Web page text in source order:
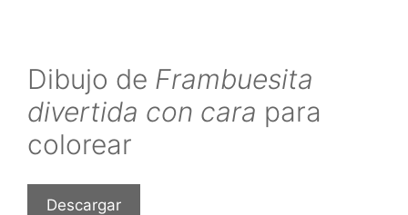
Dibujo de Frambuesita
divertida con cara para
colorear
Descargar